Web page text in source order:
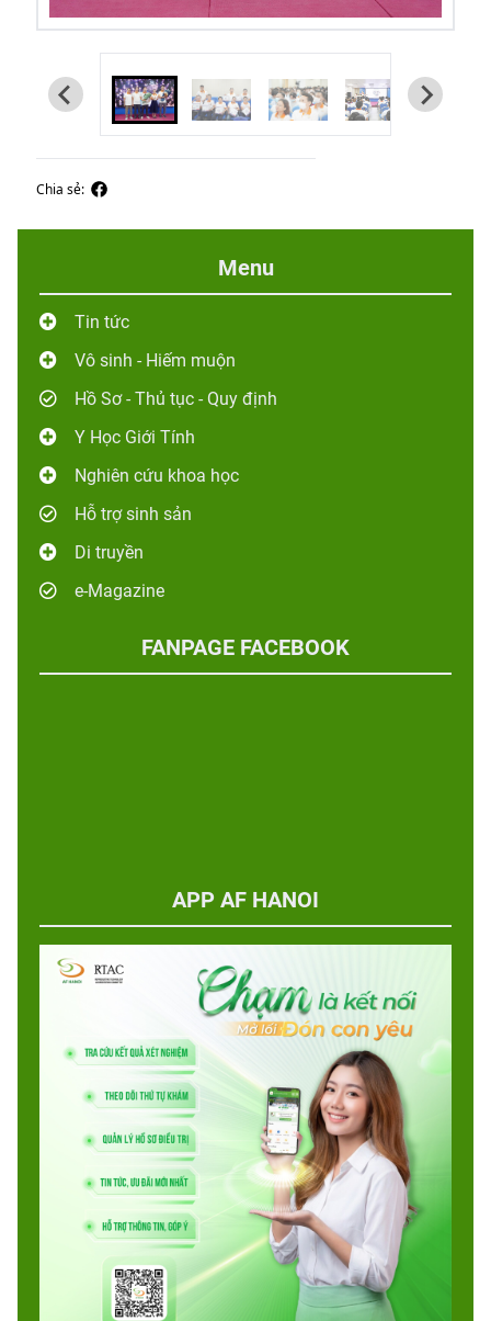
Chia sẻ:
Menu
Tin tức
Vô sinh - Hiếm muộn
Hồ Sơ - Thủ tục - Quy định
Y Học Giới Tính
Nghiên cứu khoa học
Hỗ trợ sinh sản
Di truyền
e-Magazine
FANPAGE FACEBOOK
APP AF HANOI